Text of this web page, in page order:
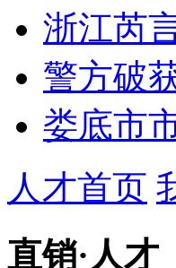
浙江芮
警方破
娄底市
人才首页
直销· 人才